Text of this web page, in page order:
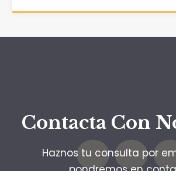
Contacta Con
Haznos tu consulta por